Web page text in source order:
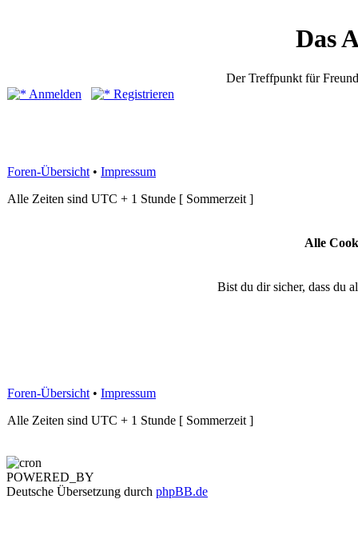
Das
Der Treffpunkt für
Anmelden
Registrieren
Foren-Übersicht • Impressum
Alle Zeiten sind UTC + 1 Stunde [ Sommerzeit ]
Alle
Bist du dir sicher, dass du
Foren-Übersicht • Impressum
Alle Zeiten sind UTC + 1 Stunde [ Sommerzeit ]
POWERED_BY
Deutsche Übersetzung durch phpBB.de